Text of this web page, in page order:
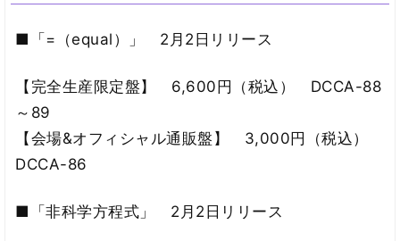
■「=（equal）」 2月2日リリース
【完全生産限定盤】 6,600円（税込） DCCA-88
～89
【会場&オフィシャル通販盤】 3,000円（税込）
DCCA-86
■「非科学方程式」 2月2日リリース